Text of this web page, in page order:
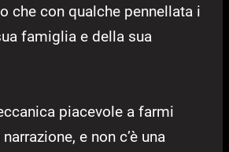
che con qualche pennellata i
famiglia e della sua
piacevole a farmi
e non c’è una